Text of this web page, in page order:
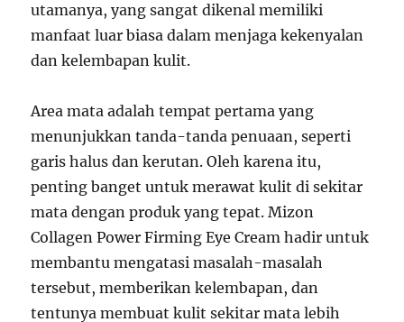
utamanya, yang sangat dikenal memiliki
manfaat luar biasa dalam menjaga kekenyalan
dan kelembapan kulit.
Area mata adalah tempat pertama yang
menunjukkan tanda-tanda penuaan, seperti
garis halus dan kerutan. Oleh karena itu,
penting banget untuk merawat kulit di sekitar
mata dengan produk yang tepat. Mizon
Collagen Power Firming Eye Cream hadir untuk
membantu mengatasi masalah-masalah
tersebut, memberikan kelembapan, dan
tentunya membuat kulit sekitar mata lebih